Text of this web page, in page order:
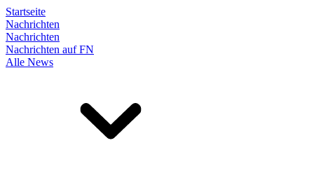
Startseite
Nachrichten
Nachrichten
Nachrichten auf FN
Alle News